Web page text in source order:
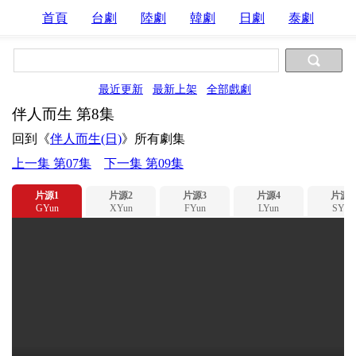
首頁 台劇 陸劇 韓劇 日劇 泰劇
最近更新 最新上架 全部戲劇
伴人而生 第8集
回到《伴人而生(日)》所有劇集
上一集 第07集
下一集 第09集
片源1
GYun
片源2
XYun
片源3
FYun
片源4
LYun
片源5
SYun